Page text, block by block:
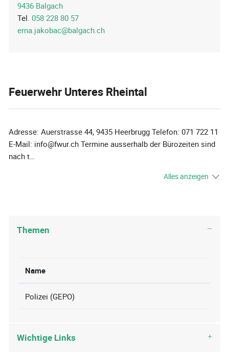
9436 Balgach
Tel. 058 228 80 57
erna.jakobac@balgach.ch
Feuerwehr Unteres Rheintal
Adresse: Auerstrasse 44, 9435 Heerbrugg Telefon: 071 722 11
E-Mail: info@fwur.ch Termine ausserhalb der Bürozeiten sind
nach t…
Alles anzeigen
Themen
Name
Polizei (GEPO)
Wichtige Links